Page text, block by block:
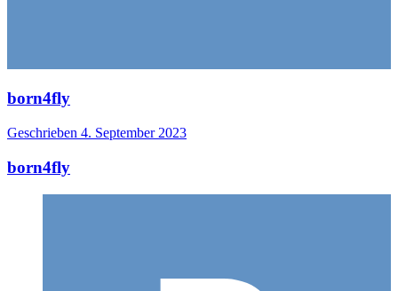
born4fly
Geschrieben 4. September 2023
born4fly